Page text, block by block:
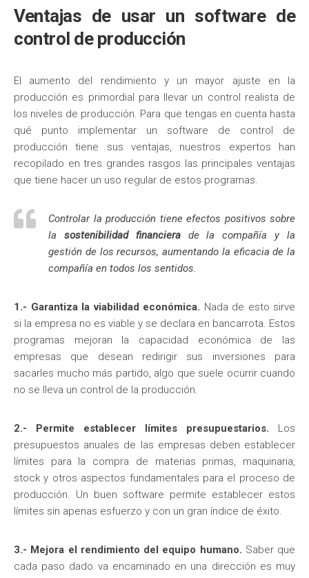
Ventajas de usar un software de
control de producción
El aumento del rendimiento y un mayor ajuste en la
producción es primordial para llevar un control realista de
los niveles de producción. Para que tengas en cuenta hasta
qué punto implementar un software de control de
producción tiene sus ventajas, nuestros expertos han
recopilado en tres grandes rasgos las principales ventajas
que tiene hacer un uso regular de estos programas.
Controlar la producción tiene efectos positivos sobre
la sostenibilidad financierade la compañía y la
gestión de los recursos, aumentando la eficacia de la
compañía en todos los sentidos.
1.- Garantiza la viabilidad económica. Nada de esto sirve
si la empresa no es viable y se declara en bancarrota. Estos
programas mejoran la capacidad económica de las
empresas que desean redirigir sus inversiones para
sacarles mucho más partido, algo que suele ocurrir cuando
no se lleva un control de la producción.
2.- Permite establecer límites presupuestarios. Los
presupuestos anuales de las empresas deben establecer
límites para la compra de materias primas, maquinaria,
stock y otros aspectos fundamentales para el proceso de
producción. Un buen software permite establecer estos
límites sin apenas esfuerzo y con un gran índice de éxito.
3.- Mejora el rendimiento del equipo humano. Saber que
cada paso dado va encaminado en una dirección es muy